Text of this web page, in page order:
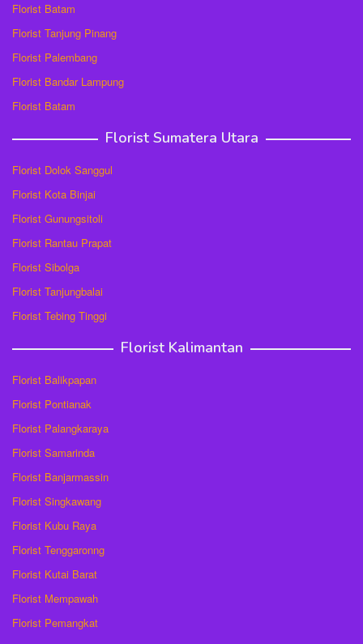
Florist Batam
Florist Tanjung Pinang
Florist Palembang
Florist Bandar Lampung
Florist Batam
Florist Sumatera Utara
Florist Dolok Sanggul
Florist Kota Binjai
Florist Gunungsitoli
Florist Rantau Prapat
Florist Sibolga
Florist Tanjungbalai
Florist Tebing Tinggi
Florist Kalimantan
Florist Balikpapan
Florist Pontianak
Florist Palangkaraya
Florist Samarinda
Florist Banjarmassin
Florist Singkawang
Florist Kubu Raya
Florist Tenggaronng
Florist Kutai Barat
Florist Mempawah
Florist Pemangkat